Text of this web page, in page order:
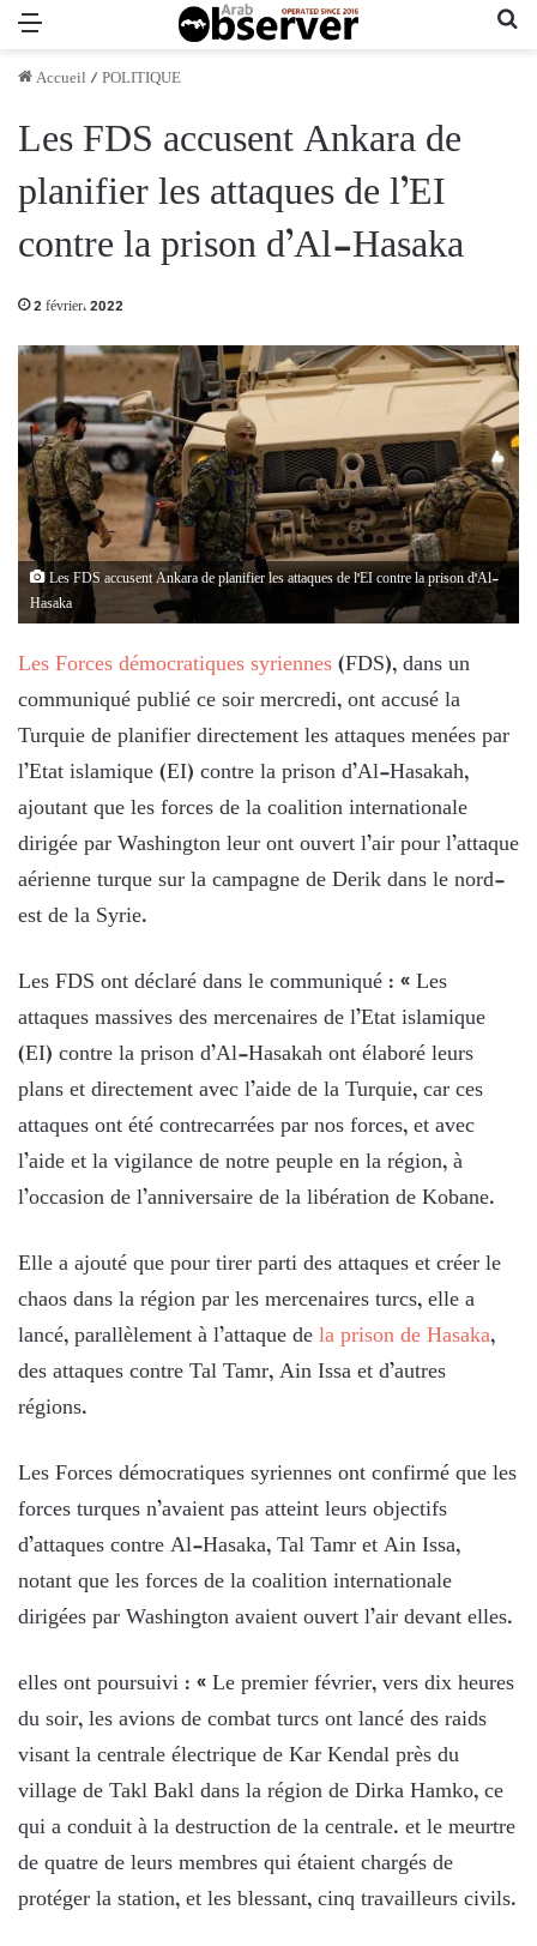
Accueil /POLITIQUE
Les FDS accusent Ankara de
planifier les attaques de l’EI
contre la prison d’Al-Hasaka
2 février، 2022
Les FDS accusent Ankara de planifier les attaques de l'EI contre la prison d'Al-
Hasaka
Les Forces démocratiques syriennes(FDS), dans un
communiqué publié ce soir mercredi, ont accusé la
Turquie de planifier directement les attaques menées par
l’Etat islamique (EI) contre la prison d’Al-Hasakah,
ajoutant que les forces de la coalition internationale
dirigée par Washington leur ont ouvert l’air pour l’attaque
aérienne turque sur la campagne de Derik dans le nord-
est de la Syrie.
Les FDS ont déclaré dans le communiqué : « Les
attaques massives des mercenaires de l’Etat islamique
(EI) contre la prison d’Al-Hasakah ont élaboré leurs
plans et directement avec l’aide de la Turquie, car ces
attaques ont été contrecarrées par nos forces, et avec
l’aide et la vigilance de notre peuple en la région, à
l’occasion de l’anniversaire de la libération de Kobane.
Elle a ajouté que pour tirer parti des attaques et créer le
chaos dans la région par les mercenaires turcs, elle a
lancé, parallèlement à l’attaque dela prison de Hasaka,
des attaques contre Tal Tamr, Ain Issa et d’autres
régions.
Les Forces démocratiques syriennes ont confirmé que les
forces turques n’avaient pas atteint leurs objectifs
d’attaques contre Al-Hasaka, Tal Tamr et Ain Issa,
notant que les forces de la coalition internationale
dirigées par Washington avaient ouvert l’air devant elles.
elles ont poursuivi : « Le premier février, vers dix heures
du soir, les avions de combat turcs ont lancé des raids
visant la centrale électrique de Kar Kendal près du
village de Takl Bakl dans la région de Dirka Hamko, ce
qui a conduit à la destruction de la centrale. et le meurtre
de quatre de leurs membres qui étaient chargés de
protéger la station, et les blessant, cinq travailleurs civils.